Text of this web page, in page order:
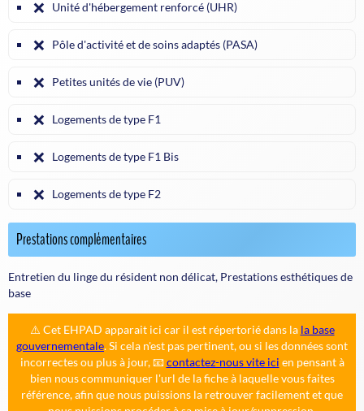
❌ Unité d'hébergement renforcé (UHR)
❌ Pôle d'activité et de soins adaptés (PASA)
❌ Petites unités de vie (PUV)
❌ Logements de type F1
❌ Logements de type F1 Bis
❌ Logements de type F2
Prestations complémentaires
Entretien du linge du résident non délicat, Prestations esthétiques de
base
⚠️ Cet EHPAD apparait ici car il est répertorié dans la la base
gouvernementale. Si cela n'est pas pertinent, ou si les données sont
incorrectes ou plus à jour, 📧contactez-nous vite ici en pensant à
bien nous communiquer l'url de la fiche à laquelle vous faites
référence, afin que nous puissions la retrouver facilement et que